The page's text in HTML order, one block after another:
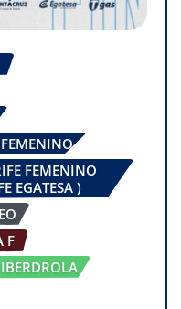
FEMENINO
EGATESA )
F